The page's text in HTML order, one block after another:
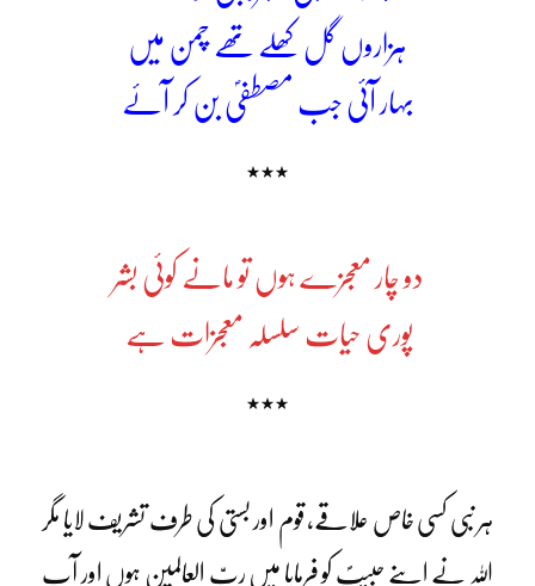
ہزاروں گل کھلے تھے چمن میں
بہار آئی جب مصطفیؐ بن کر آئے
٭٭٭
دو چار معجزے ہوں تو مانے کوئی بشر
پوری حیات سلسلہ معجزات ہے
٭٭٭
ہر نبی کسی خاص علاقے، قوم اور بستی کی طرف تشریف لایا مگر
اللہ نے اپنے حبیبؐ کو فرمایا میں ربّ العالمین ہوں اور آپ